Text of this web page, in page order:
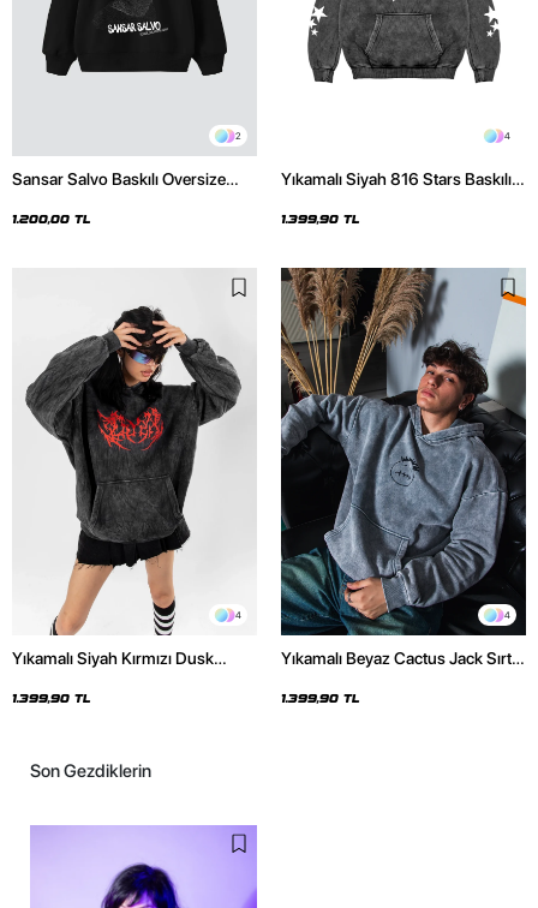
2
Sansar Salvo Baskılı Oversize
1.200,00 TL
4
Yıkamalı Siyah 816 Stars Baskılı
1.399,90 TL
4
Yıkamalı Siyah Kırmızı Dusk
1.399,90 TL
4
Yıkamalı Beyaz Cactus Jack Sırt
1.399,90 TL
Son Gezdiklerin